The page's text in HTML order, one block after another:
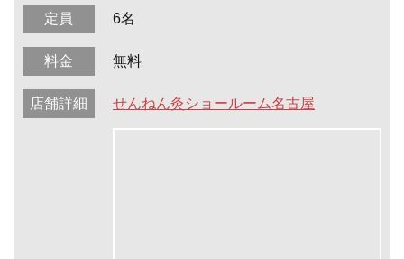
定員 6名
料金 無料
店舗詳細 せんねん灸ショールーム名古屋